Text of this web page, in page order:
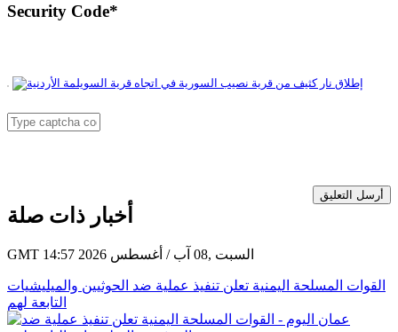
Security Code*
أرسل التعليق
أخبار ذات صلة
GMT 14:57 2026 السبت ,08 آب / أغسطس
القوات المسلحة اليمنية تعلن تنفيذ عملية ضد الحوثيين والميليشيات
التابعة لهم